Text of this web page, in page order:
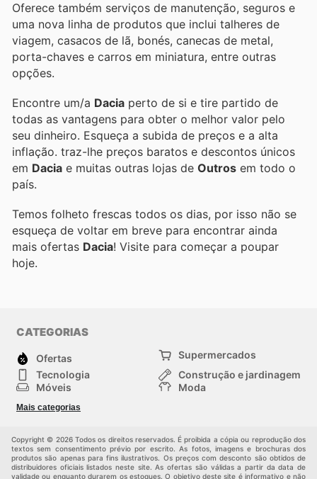
Oferece também serviços de manutenção, seguros e
uma nova linha de produtos que inclui talheres de
viagem, casacos de lã, bonés, canecas de metal,
porta-chaves e carros em miniatura, entre outras
opções.
Encontre um/a Dacia perto de si e tire partido de
todas as vantagens para obter o melhor valor pelo
seu dinheiro. Esqueça a subida de preços e a alta
inflação. traz-lhe preços baratos e descontos únicos
em Dacia e muitas outras lojas de Outros em todo o
país.
Temos folheto frescas todos os dias, por isso não se
esqueça de voltar em breve para encontrar ainda
mais ofertas Dacia ! Visite para começar a poupar
hoje.
CATEGORIAS
Ofertas
Supermercados
Tecnologia
Construção e jardinagem
Móveis
Moda
Crianças
Mais categorias
Copyright © 2026 Todos os direitos reservados. É proibida a cópia ou reprodução dos
textos sem consentimento prévio por escrito. As fotos, imagens e brochuras dos
produtos são apenas para fins ilustrativos. Os preços com desconto são obtidos de
distribuidores oficiais listados neste site. As ofertas são válidas a partir da data de
validade ou enquanto durarem os estoques. O objetivo deste site é informativo e não